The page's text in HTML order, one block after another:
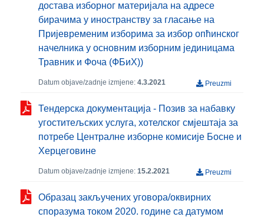
достава изборног материјала на адресе
бирачима у иностранству за гласање на
Пријевременим изборима за избор опћинског
начелника у основним изборним јединицама
Травник и Фоча (ФБиХ))
Datum objave/zadnje izmjene: 4.3.2021 Preuzmi
Тендерска документација - Позив за набавку
угоститељских услуга, хотелског смјештаја за
потребе Централне изборне комисије Босне и
Херцеговине
Datum objave/zadnje izmjene: 15.2.2021 Preuzmi
Образац закључених уговора/оквирних
споразума током 2020. године са датумом